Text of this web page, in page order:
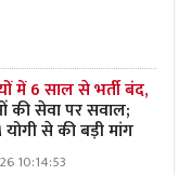
में 6 साल से भर्ती बंद,
की सेवा पर सवाल;
से की बड़ी मांग
10:14:53